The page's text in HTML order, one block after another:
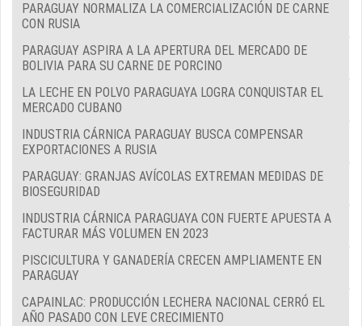
PARAGUAY NORMALIZA LA COMERCIALIZACIÓN DE CARNE
CON RUSIA
PARAGUAY ASPIRA A LA APERTURA DEL MERCADO DE
BOLIVIA PARA SU CARNE DE PORCINO
LA LECHE EN POLVO PARAGUAYA LOGRA CONQUISTAR EL
MERCADO CUBANO
INDUSTRIA CÁRNICA PARAGUAY BUSCA COMPENSAR
EXPORTACIONES A RUSIA
PARAGUAY: GRANJAS AVÍCOLAS EXTREMAN MEDIDAS DE
BIOSEGURIDAD
INDUSTRIA CÁRNICA PARAGUAYA CON FUERTE APUESTA A
FACTURAR MÁS VOLUMEN EN 2023
PISCICULTURA Y GANADERÍA CRECEN AMPLIAMENTE EN
PARAGUAY
CAPAINLAC: PRODUCCIÓN LECHERA NACIONAL CERRÓ EL
AÑO PASADO CON LEVE CRECIMIENTO